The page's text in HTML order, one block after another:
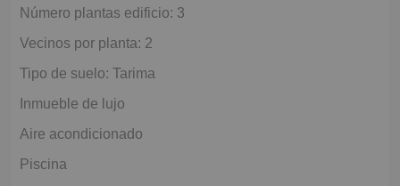
Número plantas edificio: 3
Vecinos por planta: 2
Tipo de suelo: Tarima
Inmueble de lujo
Aire acondicionado
Piscina